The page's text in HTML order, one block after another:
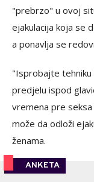
"prebrzo" u ovoj
ejakulacija koja se
a ponavlja se
"Isprobajte
predjelu ispod
vremena pre
može da odloži
ženama.
ANKETA